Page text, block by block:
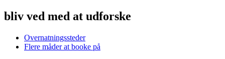
bliv ved med at udforske
Overnatningssteder
Flere måder at booke på